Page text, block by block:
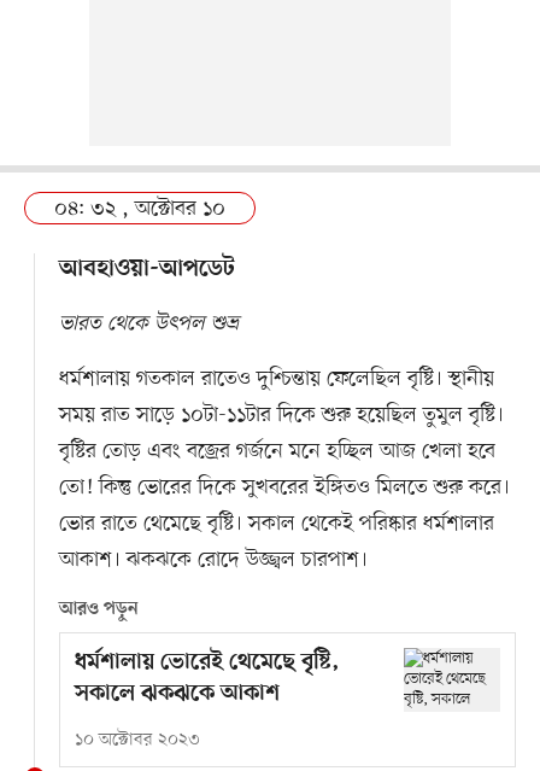
০৪: ৩২ , অক্টোবর ১০
আবহাওয়া-আপডেট
ভারত থেকে উৎপল শুভ্র
ধর্মশালায় গতকাল রাতেও দুশ্চিন্তায় ফেলেছিল বৃষ্টি। স্থানীয়
সময় রাত সাড়ে ১০টা-১১টার দিকে শুরু হয়েছিল তুমুল বৃষ্টি।
বৃষ্টির তোড় এবং বজ্রের গর্জনে মনে হচ্ছিল আজ খেলা হবে
তো! কিন্তু ভোরের দিকে সুখবরের ইঙ্গিতও মিলতে শুরু করে।
ভোর রাতে থেমেছে বৃষ্টি। সকাল থেকেই পরিষ্কার ধর্মশালার
আকাশ। ঝকঝকে রোদে উজ্জ্বল চারপাশ।
আরও পড়ুন
ধর্মশালায় ভোরেই থেমেছে বৃষ্টি,
সকালে ঝকঝকে আকাশ
১০ অক্টোবর ২০২৩